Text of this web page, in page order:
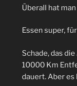
Überall hat
Essen super,
Schade, das
10000 Km
dauert. Aber es